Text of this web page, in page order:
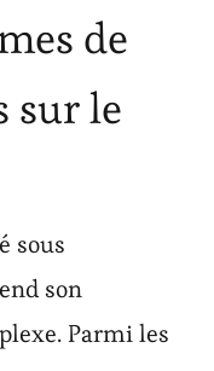
de
sur le
sous
son
Parmi les